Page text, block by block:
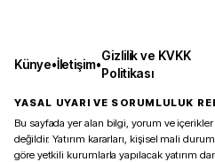
Künye•İletişim•
Gizlilik ve KVKK
Politikası
YASAL UYARI VE SORUMLULUK
Bu sayfada yer alan bilgi, yorum ve içerikler
değildir. Yatırım kararları, kişisel mali
göre yetkili kurumlarla yapılacak yatırım